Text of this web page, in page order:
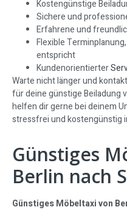
Kostengünstige
Sichere und
Erfahrene und
Flexible
entspricht
Kundenorientierter
Warte nicht länger und
für deine günstige Beiladung
helfen dir gerne bei deinem
stressfrei und kostengünstig
Günstiges
Berlin nach
Günstiges Möbeltaxi von